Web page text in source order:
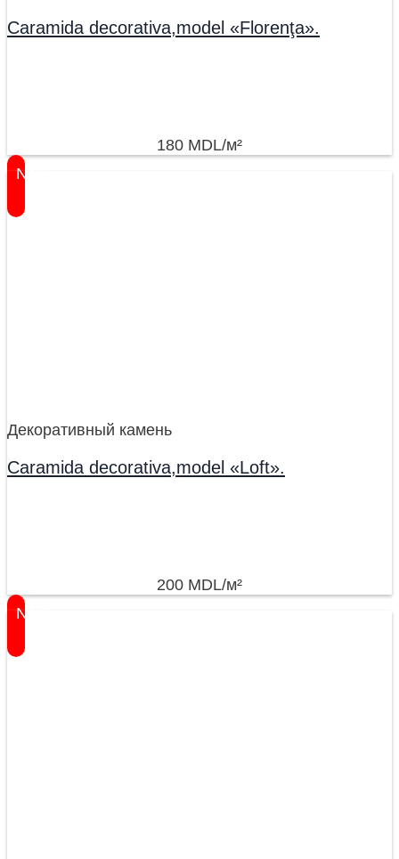
Caramida decorativa,model «Florenţa».
180 MDL/м²
New
Декоративный камень
Caramida decorativa,model «Loft».
200 MDL/м²
New